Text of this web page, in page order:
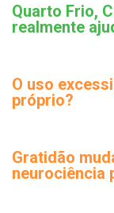
Quarto Frio,
realmente
O uso
próprio?
Gratidão
neurociência